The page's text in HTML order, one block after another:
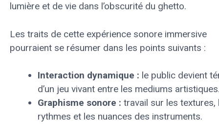
lumière et de vie dans l’obscurité du ghetto.
Les traits de cette expérience sonore immersive
pourraient se résumer dans les points suivants :
Interaction dynamique : le public devient
d’un jeu vivant entre les mediums
Graphisme sonore : travail sur les textures,
rythmes et les nuances des instruments.